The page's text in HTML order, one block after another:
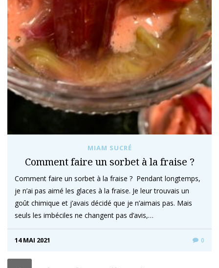
MIAM SUCRÉ
Comment faire un sorbet à la fraise ?
Comment faire un sorbet à la fraise ? Pendant longtemps,
je n’ai pas aimé les glaces à la fraise. Je leur trouvais un
goût chimique et j’avais décidé que je n’aimais pas. Mais
seuls les imbéciles ne changent pas d’avis,…
14 MAI 2021 0